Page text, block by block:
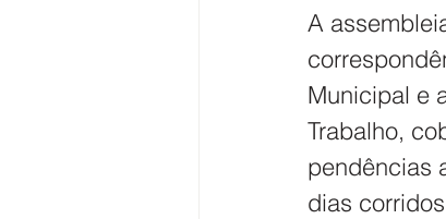
A
Municipal e
Trabalho,
pendências
dias